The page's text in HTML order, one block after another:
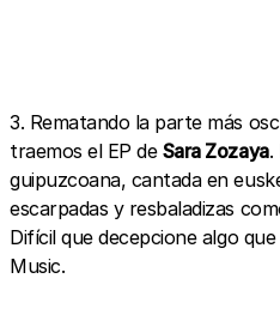
3. Rematando la parte más
traemos el EP de Sara Zozaya.
guipuzcoana, cantada en
escarpadas y resbaladizas
Difícil que decepcione algo
Music.